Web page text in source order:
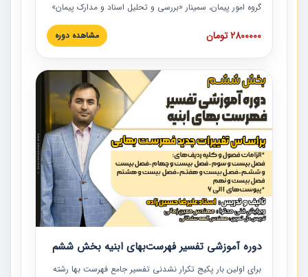
گروه امور پیمان، سمینار «بررسی و تحلیل اسناد و مدارک پیمان»
است که در دانشگاه صنعتی شریف ارائه شد. در این آموزش
نکات کلیدی مربوط به اسناد و مدارک پیمان، اولویت بندی اسناد
پیمان به همراه تجربیات عملی در این خصوص ارائه شده است.
2800000 تومان مشاهده دوره
دوره آموزشی تفسیر فهرست‌بهای ابنیه بخش ششم
برای اولین بار پکیج تکرار نشدنی تفسیر جامع فهرست بها رشته